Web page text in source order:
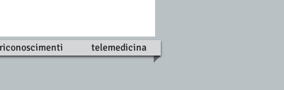
riconoscimenti telemedicina